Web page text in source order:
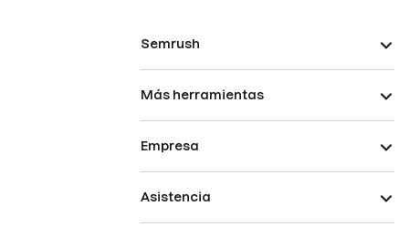
Semrush
Más herramientas
Empresa
Asistencia